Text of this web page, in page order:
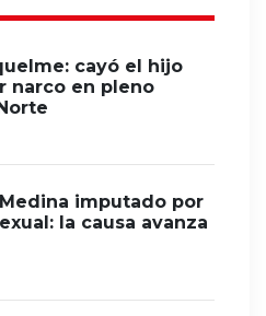
cayó el hijo
narco en pleno
imputado por
la causa avanza